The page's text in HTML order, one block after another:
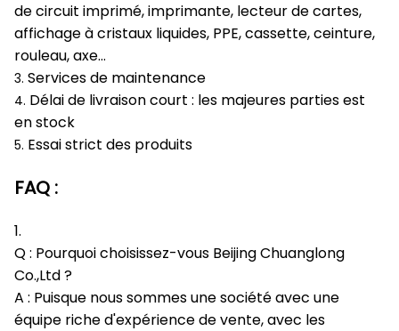
de circuit imprimé, imprimante, lecteur de cartes,
affichage à cristaux liquides, PPE, cassette, ceinture,
rouleau, axe…
3. Services de maintenance
4. Délai de livraison court : les majeures parties est
en stock
5. Essai strict des produits
FAQ :
1.
Q : Pourquoi choisissez-vous Beijing Chuanglong
Co.,Ltd ?
A : Puisque nous sommes une société avec une
équipe riche d'expérience de vente, avec les